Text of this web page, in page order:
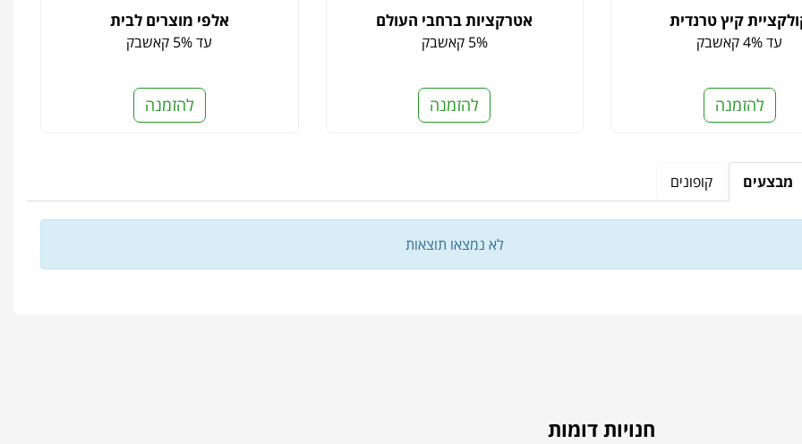
קיץ טרנדית
עד 4% קאשבק
להזמנה
אטרקציות ברחבי העולם
5% קאשבק
להזמנה
אלפי מוצרים לבית
עד 5% קאשבק
להזמנה
מבצעים קופונים
לא נמצאו תוצאות
חנויות דומות